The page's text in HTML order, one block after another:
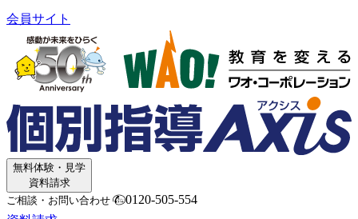
会員サイト
無料体験・見学
資料請求
ご相談・お問い合わせ
0120-505-554